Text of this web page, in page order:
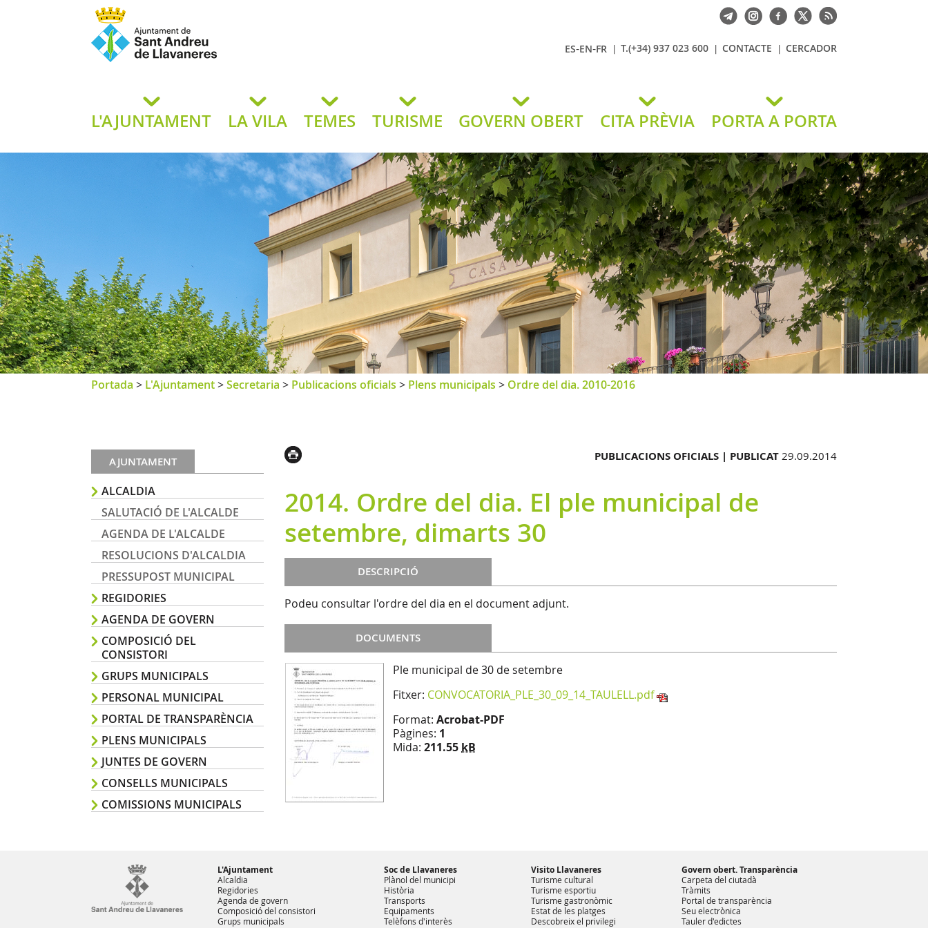
de Llavaneres
ES-EN-FR T.(+34) 937 023 600 CONTACTE CERCADOR
L'AJUNTAMENT LA VILA TEMES TURISME GOVERN OBERT CITA PRÈVIA PORTA A PORTA
Portada > L'Ajuntament>Secretaria > Publicacions oficials > Plens municipals > Ordre del dia. 2010-2016
AJUNTAMENT
ALCALDIA
SALUTACIÓ DE L'ALCALDE
AGENDA DE L'ALCALDE
RESOLUCIONS D'ALCALDIA
PRESSUPOST MUNICIPAL
REGIDORIES
AGENDA DE GOVERN
COMPOSICIÓ DEL
CONSISTORI
GRUPS MUNICIPALS
PERSONAL MUNICIPAL
PORTAL DE TRANSPARÈNCIA
PLENS MUNICIPALS
JUNTES DE GOVERN
CONSELLS MUNICIPALS
COMISSIONS MUNICIPALS
PUBLICACIONS OFICIALS | PUBLICAT 29.09.2014
2014. Ordre del dia. El ple municipal de
setembre, dimarts 30
DESCRIPCIÓ
Podeu consultar l'ordre del dia en el document adjunt.
DOCUMENTS
Ple municipal de 30 de setembre
Fitxer: CONVOCATORIA_PLE_30_09_14_TAULELL.pdf
Format: Acrobat-PDF
Pàgines: 1
Mida: 211.55 kB
L'Ajuntament
Alcaldia
Regidories
Agenda de govern
Composició del consistori
Grups municipals
Soc de Llavaneres
Plànol del municipi
Història
Transports
Equipaments
Telèfons d'interès
Visito Llavaneres
Turisme cultural
Turisme esportiu
Turisme gastronòmic
Estat de les platges
Descobreix el privilegi
Govern obert. Transparència
Carpeta del ciutadà
Tràmits
Portal de transparència
Seu electrònica
Tauler d'edictes